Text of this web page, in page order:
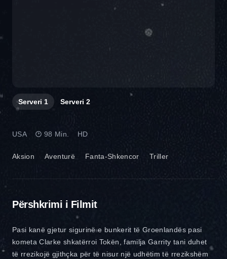
Serveri 1 Serveri 2
Aksion Aventurë Fanta-Shkencor Triller
USA 98 Min. HD
Përshkrimi i Filmit
Pasi kanë gjetur sigurinë e bunkerit të Groenlandës pasi
kometa Clarke shkatërroi Tokën, familja Garrity tani duhet
të rrezikojë gjithçka për të nisur një udhëtim të rrezikshëm